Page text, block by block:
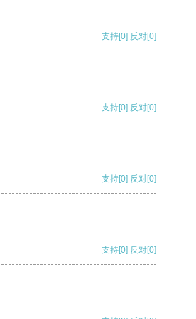
支持[0] 反对[0]
支持[0] 反对[0]
支持[0] 反对[0]
支持[0] 反对[0]